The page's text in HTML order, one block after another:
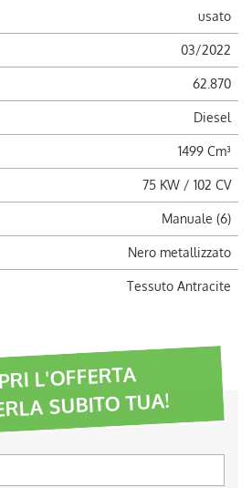
usato
03/2022
62.870
Diesel
1499 Cm³
75 KW / 102 CV
Manuale (6)
Nero metallizzato
Tessuto Antracite
L'OFFERTA
SUBITO TUA!